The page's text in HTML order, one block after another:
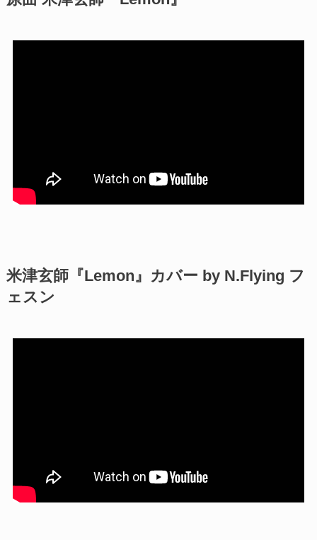
米津玄師『Lemon』カバー by N.Flying フ
ェスン